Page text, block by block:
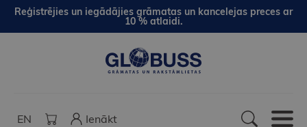
Reģistrējies un iegādājies grāmatas un kancelejas preces ar
10 % atlaidi.
EN Ienākt